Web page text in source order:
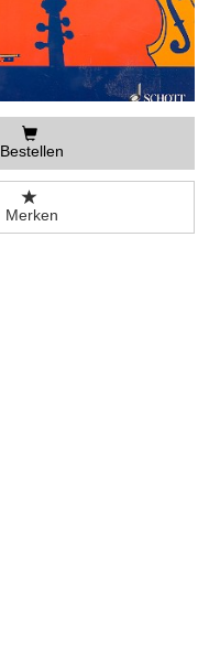
Bestellen
Merken